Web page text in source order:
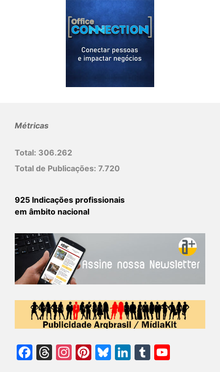
Métricas
Total: 306.262
Total de Publicações: 7.720
925 Indicações profissionais
em âmbito nacional
Facebook
Threads
Instagram
Pinterest
Bluesky
LinkedIn
Tumblr